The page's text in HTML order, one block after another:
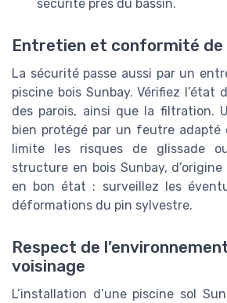
sécurité près du bassin.
Entretien et conformité
La sécurité passe aussi par un
piscine bois Sunbay. Vérifiez
des parois, ainsi que la filtration.
bien protégé par un feutre adapté
limite les risques de glissade
structure en bois Sunbay,
en bon état : surveillez les
déformations du pin sylvestre.
Respect de
voisinage
L’installation d’une piscine sol